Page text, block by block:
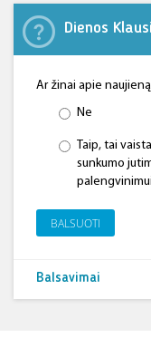
Dienos
Ar žinai apie naujieną
Ne
Taip, tai
sunkumo
palengvinimui
BALSUOTI
Balsavimai